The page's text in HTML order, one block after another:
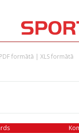
PDF formātā | XLS formātā